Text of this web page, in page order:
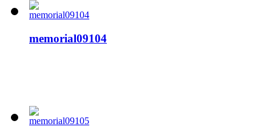
memorial09104